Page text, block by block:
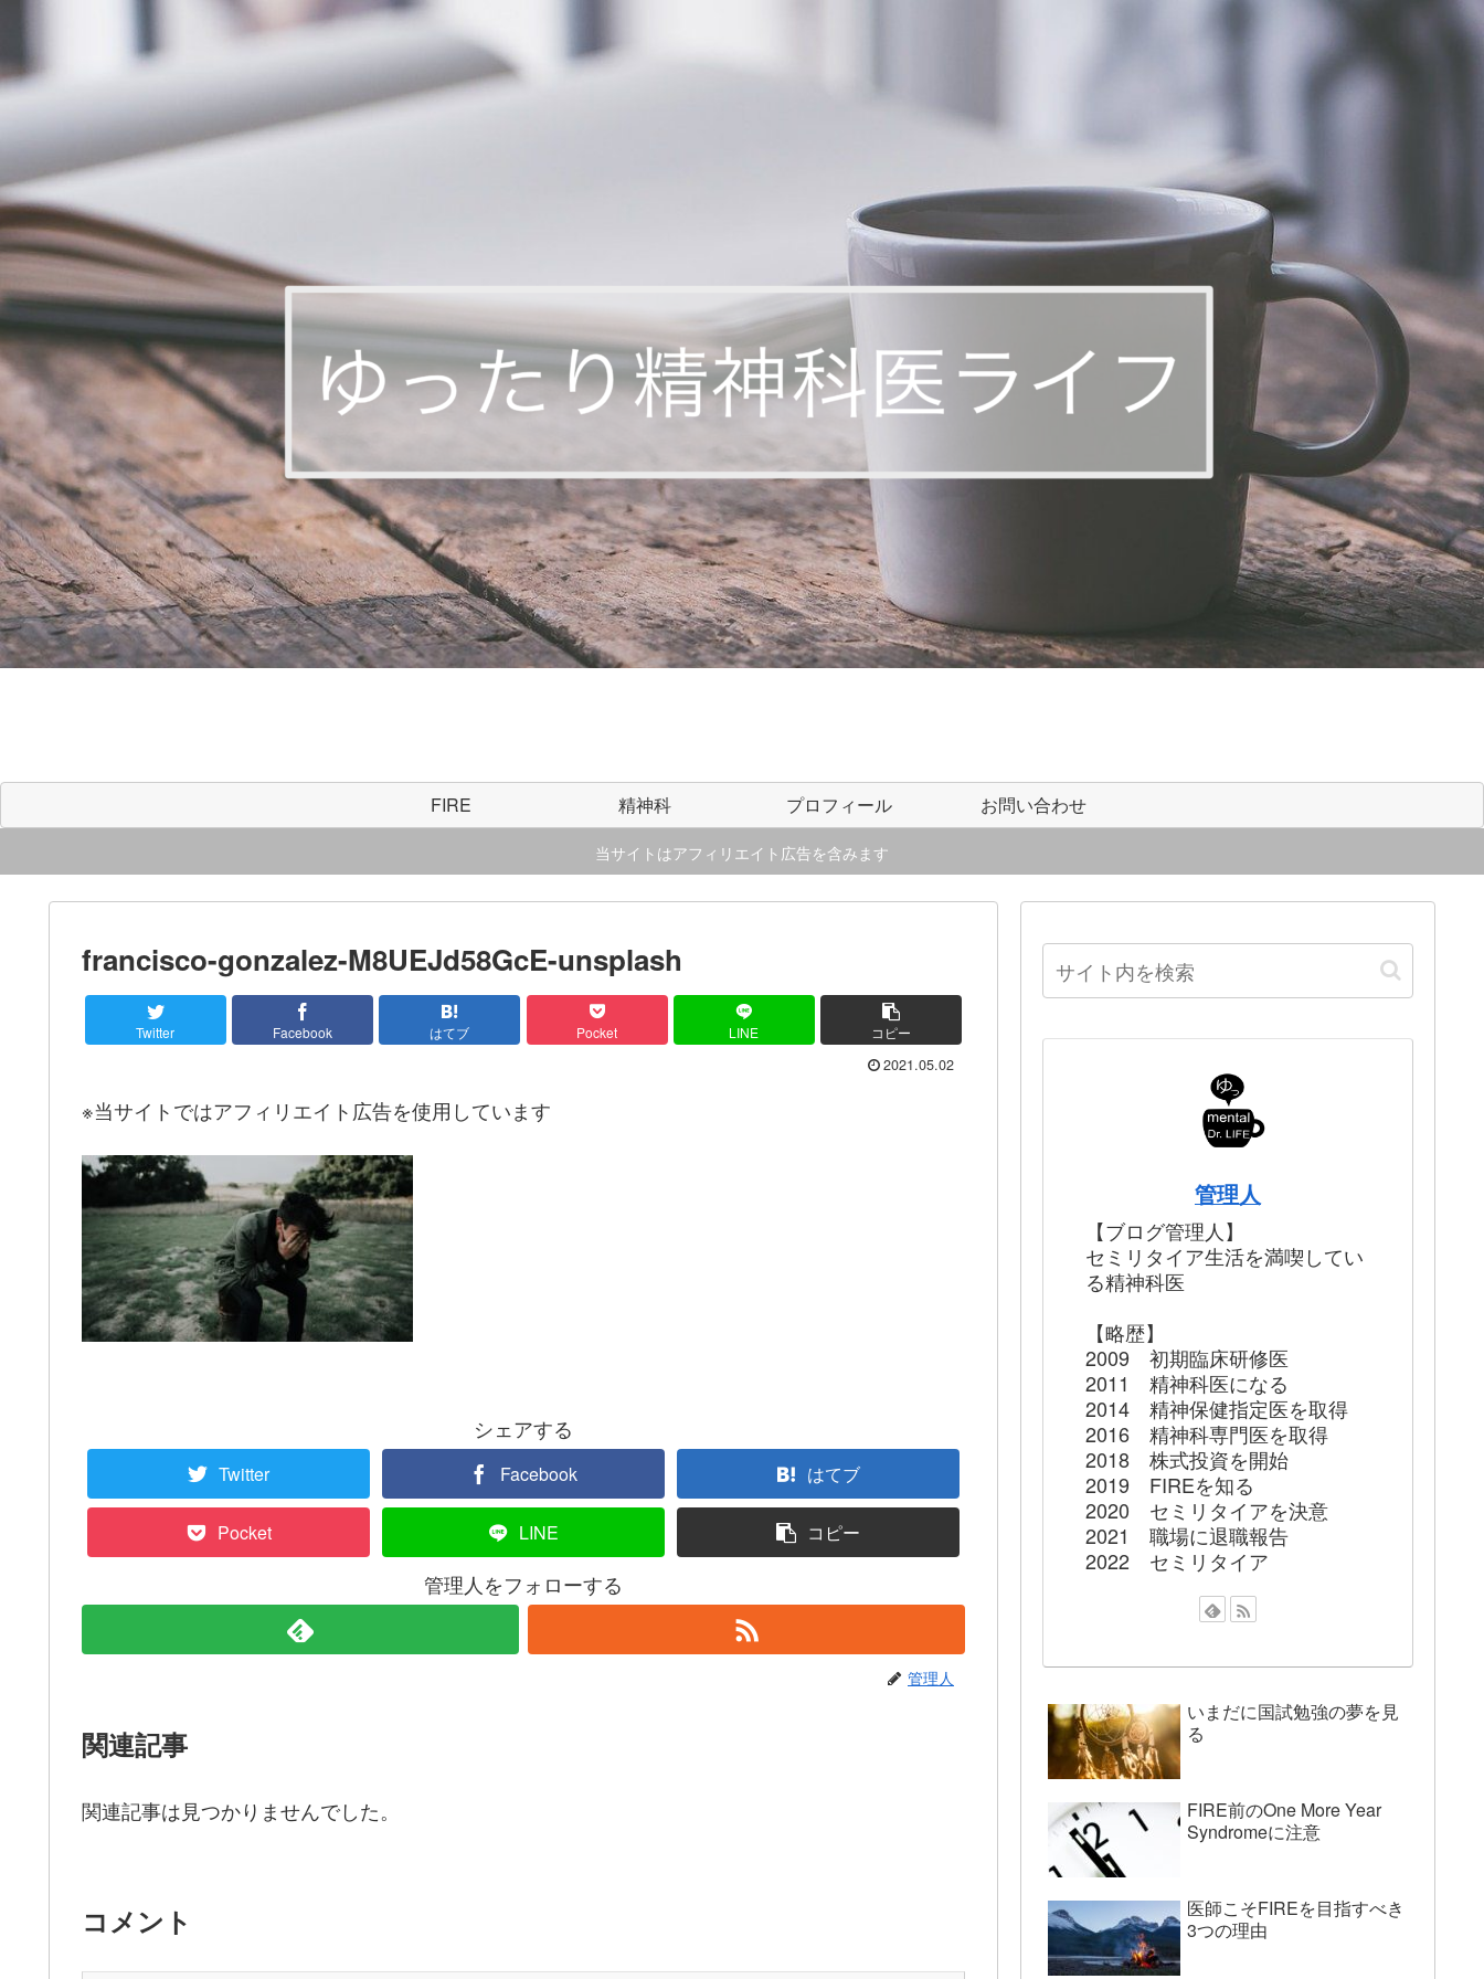
FIRE 精神科 プロフィール お問い合わせ
当サイトはアフィリエイト広告を含みます
francisco-gonzalez-M8UEJd58GcE-unsplash
Twitter Facebook はてブ Pocket LINE コピー
2021.05.02
※当サイトではアフィリエイト広告を使用しています
シェアする
Twitter Facebook はてブ
Pocket LINE コピー
管理人をフォローする
管理人
関連記事
関連記事は見つかりませんでした。
コメント
管理人
【ブログ管理人】
セミリタイア生活を満喫してい
る精神科医
【略歴】
2009 初期臨床研修医
2011 精神科医になる
2014 精神保健指定医を取得
2016 精神科専門医を取得
2018 株式投資を開始
2019 FIREを知る
2020 セミリタイアを決意
2021 職場に退職報告
2022 セミリタイア
いまだに国試勉強の夢を見
る
FIRE前のOne More Year
Syndromeに注意
医師こそFIREを目指すべき
3つの理由